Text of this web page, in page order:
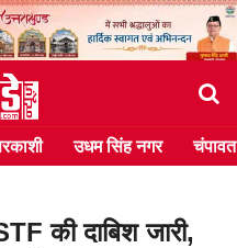
उधम सिंह नगर चंपावत
की दाबिश जारी,